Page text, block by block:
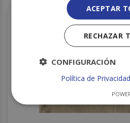
ACEPTAR
RECHAZAR
CONFIGURACIÓN
Política de